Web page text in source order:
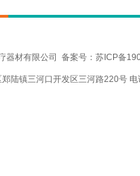
器材有限公司 备案号：苏ICP备
陆镇三河口开发区三河路220号